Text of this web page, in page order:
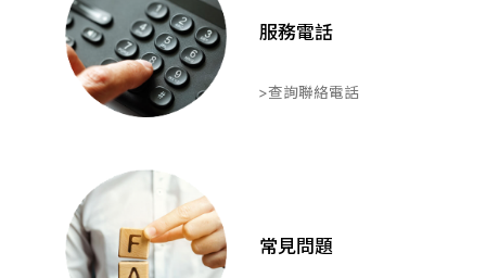
服務電話
>查詢聯絡電話
常見問題